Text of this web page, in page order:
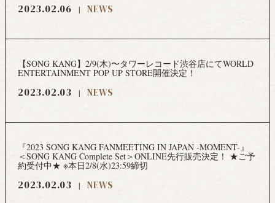
2023.02.06 NEWS
【SONG KANG】2/9(木)〜タワーレコード渋谷店にてWORLD
ENTERTAINMENT POP UP STORE開催決定！
2023.02.03 NEWS
『2023 SONG KANG FANMEETING IN JAPAN -MOMENT-』
＜SONG KANG Complete Set＞ONLINE先行販売決定！ ★ご予
約受付中★ ※本日2/8(水)23:59締切
2023.02.03 NEWS